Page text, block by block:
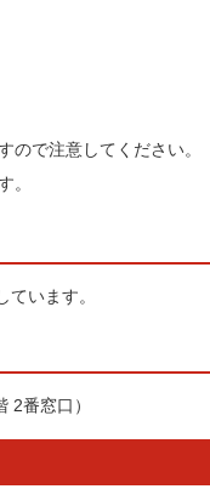
ので注意してください。
。
います。
2番窓口）